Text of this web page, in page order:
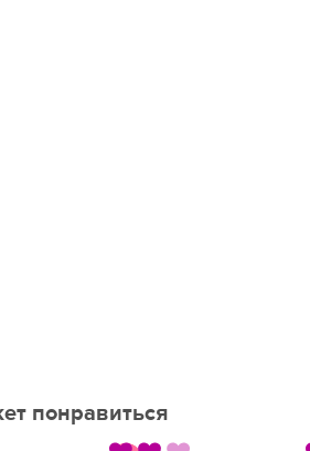
понравиться